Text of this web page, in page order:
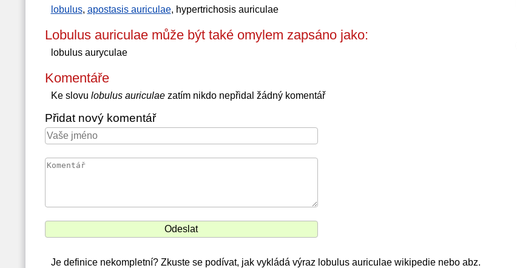
lobulus, apostasis auriculae, hypertrichosis auriculae
Lobulus auriculae může být také omylem zapsáno jako:
lobulus auryculae
Komentáře
Ke slovu lobulus auriculaezatím nikdo nepřidal žádný komentář
Přidat nový komentář
Je definice nekompletní? Zkuste se podívat, jak vykládá výraz lobulus auriculae wikipedie nebo abz.